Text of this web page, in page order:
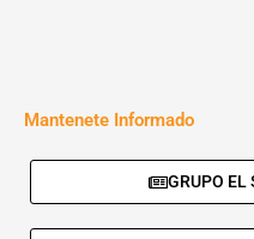
Mantenete Informado
GRUPO EL